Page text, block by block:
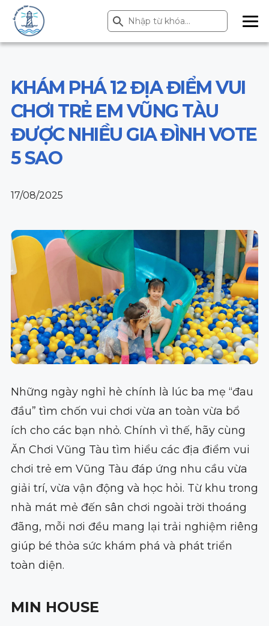
Search
for:
Search Button
ME
NU
KHÁM PHÁ 12 ĐỊA ĐIỂM VUI
CHƠI TRẺ EM VŨNG TÀU
ĐƯỢC NHIỀU GIA ĐÌNH VOTE
5 SAO
17/08/2025
Những ngày nghỉ hè chính là lúc ba mẹ “đau
đầu” tìm chốn vui chơi vừa an toàn vừa bổ
ích cho các bạn nhỏ. Chính vì thế, hãy cùng
Ăn Chơi Vũng Tàu tìm hiểu các địa điểm vui
chơi trẻ em Vũng Tàu đáp ứng nhu cầu vừa
giải trí, vừa vận động và học hỏi. Từ khu trong
nhà mát mẻ đến sân chơi ngoài trời thoáng
đãng, mỗi nơi đều mang lại trải nghiệm riêng
giúp bé thỏa sức khám phá và phát triển
toàn diện.
MIN HOUSE